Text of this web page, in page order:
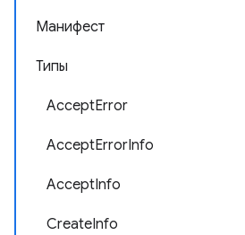
Манифест
Типы
AcceptError
AcceptErrorInfo
AcceptInfo
CreateInfo